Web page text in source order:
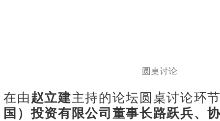
圆桌讨论
在由赵立建主持的论坛圆桌讨论环
国）投资有限公司董事长路跃兵、